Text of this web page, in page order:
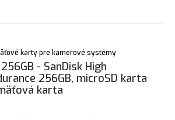
karty pre kamerové systémy
- SanDisk High
256GB, microSD karta
karta